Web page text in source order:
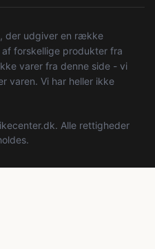
der udgiver en række
forskellige produkter fra
varer fra denne side - vi
varen. Vi har heller ikke
Alle rettigheder